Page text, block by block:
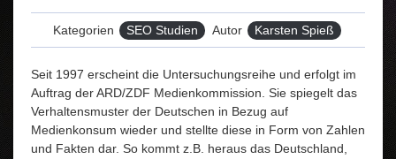
Kategorien SEO Studien Autor Karsten Spieß
Seit 1997 erscheint die Untersuchungsreihe und erfolgt im
Auftrag der ARD/ZDF Medienkommission. Sie spiegelt das
Verhaltensmuster der Deutschen in Bezug auf
Medienkonsum wieder und stellte diese in Form von Zahlen
und Fakten dar. So kommt z.B. heraus das Deutschland,